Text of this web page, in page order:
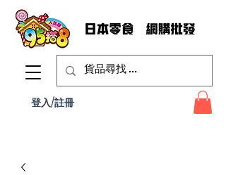
登入/註冊